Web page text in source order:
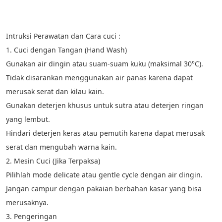
Intruksi Perawatan dan Cara cuci :
1. Cuci dengan Tangan (Hand Wash)
Gunakan air dingin atau suam-suam kuku (maksimal 30°C).
Tidak disarankan menggunakan air panas karena dapat
merusak serat dan kilau kain.
Gunakan deterjen khusus untuk sutra atau deterjen ringan
yang lembut.
Hindari deterjen keras atau pemutih karena dapat merusak
serat dan mengubah warna kain.
2. Mesin Cuci (Jika Terpaksa)
Pilihlah mode delicate atau gentle cycle dengan air dingin.
Jangan campur dengan pakaian berbahan kasar yang bisa
merusaknya.
3. Pengeringan